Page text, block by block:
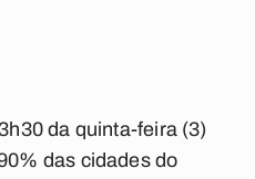
da quinta-feira (3)
das cidades do